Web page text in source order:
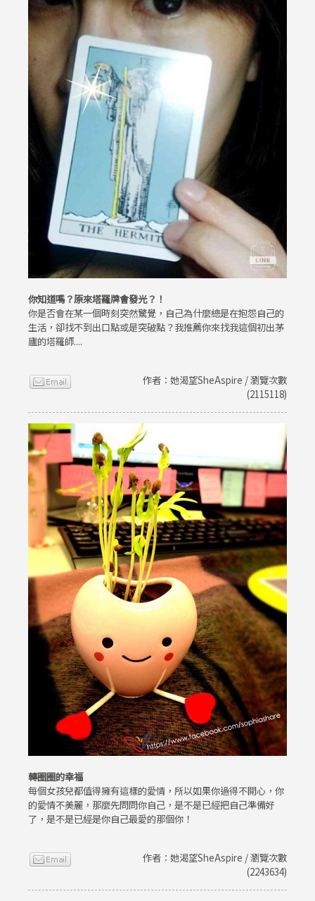
你知道嗎？原來塔羅牌會發光？！
你是否會在某一個時刻突然驚覺，自己為什麼總是在抱怨自己的
生活，卻找不到出口點或是突破點？我推薦你來找我這個初出茅
廬的塔羅師....
作者：她渴望SheAspire / 瀏覽次數
(2115118)
轉圈圈的幸福
每個女孩兒都值得擁有這樣的愛情，所以如果你過得不開心，你
的愛情不美麗，那麼先問問你自己，是不是已經把自己準備好
了，是不是已經是你自己最愛的那個你！
作者：她渴望SheAspire / 瀏覽次數
(2243634)